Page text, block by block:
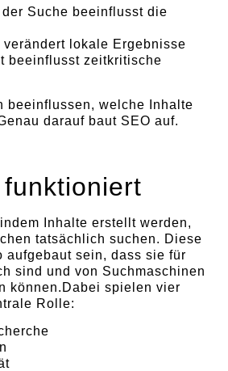
Suche beeinflusst die
verändert lokale Ergebnisse
beeinflusst zeitkritische
beeinflussen, welche Inhalte
darauf baut SEO auf.
Inhalte erstellt werden,
tatsächlich suchen. Diese
aufgebaut sein, dass sie für
sind und von Suchmaschinen
können.Dabei spielen vier
Rolle: